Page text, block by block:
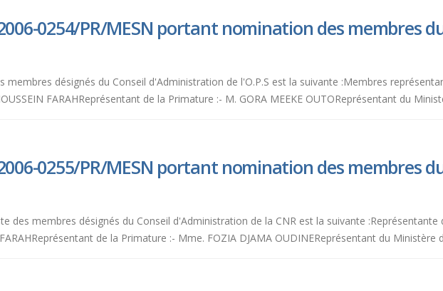
0254/PR/MESN portant nomination des membres
membres désignés du Conseil d'Administration de l'O.P.S est la suivante :Membres
FARAHReprésentant de la Primature :- M. GORA MEEKE OUTOReprésentant du
0255/PR/MESN portant nomination des membres
des membres désignés du Conseil d'Administration de la CNR est la suivante :Représentante
FARAHReprésentant de la Primature :- Mme. FOZIA DJAMA OUDINEReprésentant du Ministère